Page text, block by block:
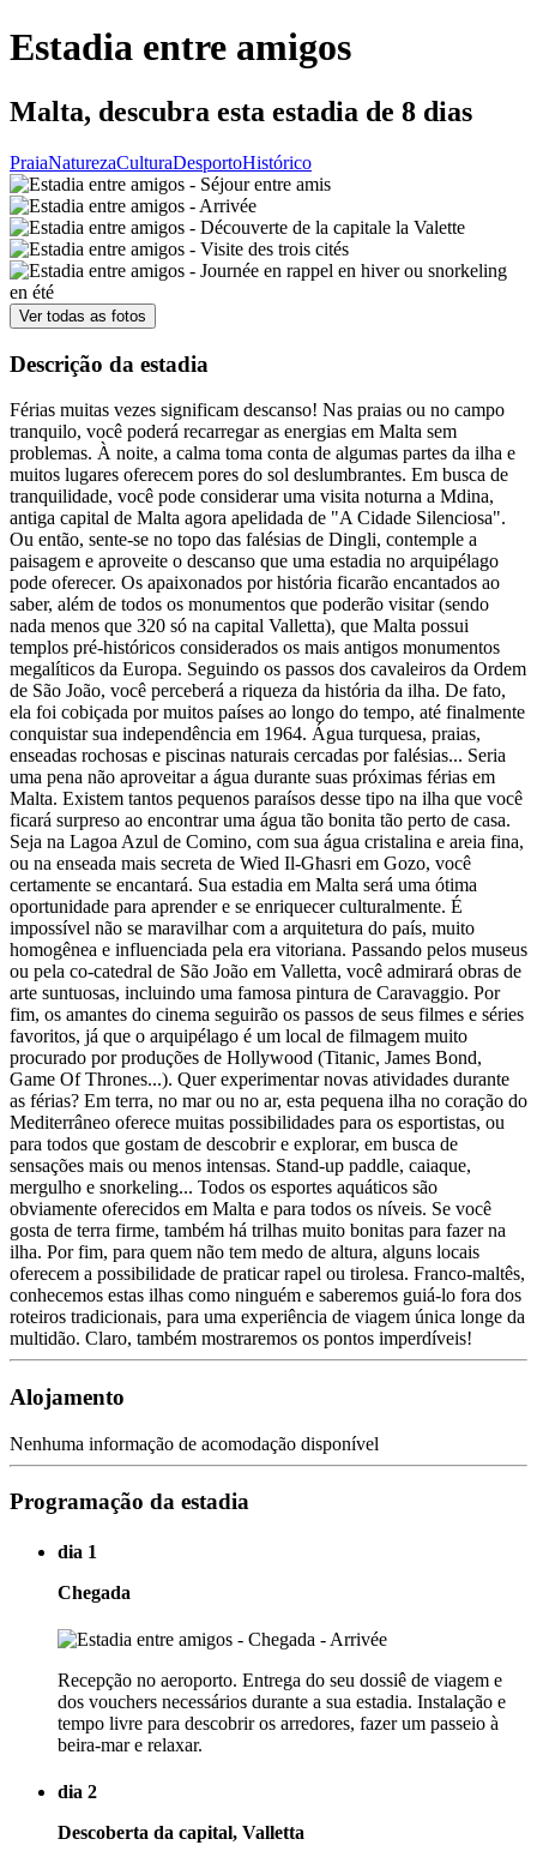
Estadia entre amigos
Malta, descubra esta estadia de 8 dias
PraiaNaturezaCulturaDesportoHistórico
Ver todas as fotos
Descrição da estadia
Férias muitas vezes significam descanso! Nas praias ou no campo
tranquilo, você poderá recarregar as energias em Malta sem
problemas. À noite, a calma toma conta de algumas partes da ilha e
muitos lugares oferecem pores do sol deslumbrantes. Em busca de
tranquilidade, você pode considerar uma visita noturna a Mdina,
antiga capital de Malta agora apelidada de "A Cidade Silenciosa".
Ou então, sente-se no topo das falésias de Dingli, contemple a
paisagem e aproveite o descanso que uma estadia no arquipélago
pode oferecer. Os apaixonados por história ficarão encantados ao
saber, além de todos os monumentos que poderão visitar (sendo
nada menos que 320 só na capital Valletta), que Malta possui
templos pré-históricos considerados os mais antigos monumentos
megalíticos da Europa. Seguindo os passos dos cavaleiros da Ordem
de São João, você perceberá a riqueza da história da ilha. De fato,
ela foi cobiçada por muitos países ao longo do tempo, até finalmente
conquistar sua independência em 1964. Água turquesa, praias,
enseadas rochosas e piscinas naturais cercadas por falésias... Seria
uma pena não aproveitar a água durante suas próximas férias em
Malta. Existem tantos pequenos paraísos desse tipo na ilha que você
ficará surpreso ao encontrar uma água tão bonita tão perto de casa.
Seja na Lagoa Azul de Comino, com sua água cristalina e areia fina,
ou na enseada mais secreta de Wied Il-Għasri em Gozo, você
certamente se encantará. Sua estadia em Malta será uma ótima
oportunidade para aprender e se enriquecer culturalmente. É
impossível não se maravilhar com a arquitetura do país, muito
homogênea e influenciada pela era vitoriana. Passando pelos museus
ou pela co-catedral de São João em Valletta, você admirará obras de
arte suntuosas, incluindo uma famosa pintura de Caravaggio. Por
fim, os amantes do cinema seguirão os passos de seus filmes e séries
favoritos, já que o arquipélago é um local de filmagem muito
procurado por produções de Hollywood (Titanic, James Bond,
Game Of Thrones...). Quer experimentar novas atividades durante
as férias? Em terra, no mar ou no ar, esta pequena ilha no coração do
Mediterrâneo oferece muitas possibilidades para os esportistas, ou
para todos que gostam de descobrir e explorar, em busca de
sensações mais ou menos intensas. Stand-up paddle, caiaque,
mergulho e snorkeling... Todos os esportes aquáticos são
obviamente oferecidos em Malta e para todos os níveis. Se você
gosta de terra firme, também há trilhas muito bonitas para fazer na
ilha. Por fim, para quem não tem medo de altura, alguns locais
oferecem a possibilidade de praticar rapel ou tirolesa. Franco-maltês,
conhecemos estas ilhas como ninguém e saberemos guiá-lo fora dos
roteiros tradicionais, para uma experiência de viagem única longe da
multidão. Claro, também mostraremos os pontos imperdíveis!
Alojamento
Nenhuma informação de acomodação disponível
Programação da estadia
dia 1
Chegada
Recepção no aeroporto. Entrega do seu dossiê de viagem e
dos vouchers necessários durante a sua estadia. Instalação e
tempo livre para descobrir os arredores, fazer um passeio à
beira-mar e relaxar.
dia 2
Descoberta da capital, Valletta